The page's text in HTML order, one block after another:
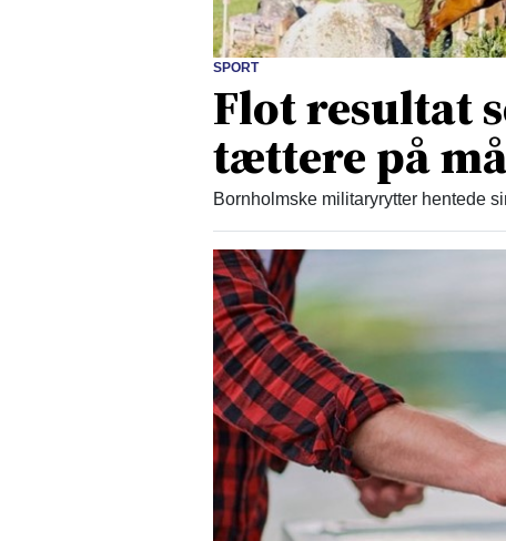
SPORT
Flot resultat
tættere på
Bornholmske militaryrytter hentede